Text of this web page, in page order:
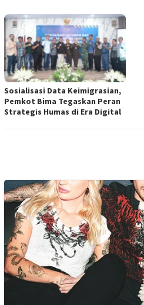
Sosialisasi Data Keimigrasian,
Pemkot Bima Tegaskan Peran
Strategis Humas di Era Digital